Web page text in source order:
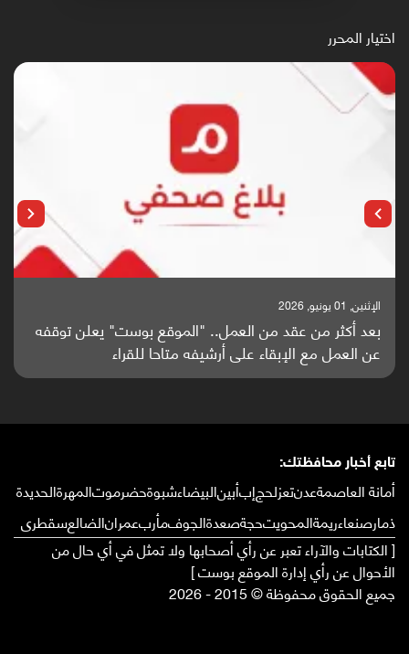
اختيار المحرر
الإثنين, 25 مايو, 2026
باحثون من اليمن يدخلون سباق أبحاث ألزهايمر بدراسة
واعدة منشورة عالميا (ترجمة)
تابع أخبار محافظتك:
أمانة العاصمةعدنتعزلحجإبأبينالبيضاءشبوةحضرموتالمهرةالحديدة
ذمارصنعاءريمةالمحويتحجةصعدةالجوفمأربعمرانالضالعسقطرى
[ الكتابات والآراء تعبر عن رأي أصحابها ولا تمثل في أي حال من
الأحوال عن رأي إدارة الموقع بوست ]
جميع الحقوق محفوظة © 2015 - 2026